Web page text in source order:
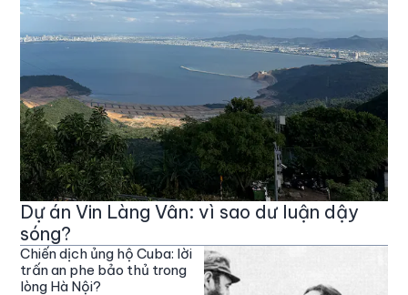
Dự án Vin Làng Vân: vì sao dư luận dậy
sóng?
Chiến dịch ủng hộ Cuba: lời
trấn an phe bảo thủ trong
lòng Hà Nội?